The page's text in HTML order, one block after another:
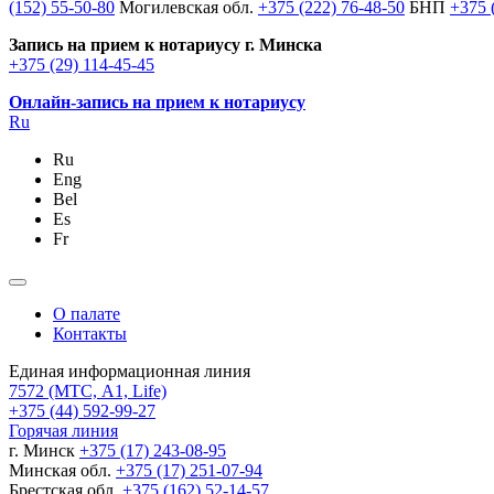
(152) 55-50-80 Могилевская обл. +375 (222) 76-48-50 БНП +375
Запись на прием к нотариусу г. Минска
+375 (29) 114-45-45
Онлайн-запись на прием к нотариусу
Ru
Ru
Eng
Bel
Es
Fr
О палате
Контакты
Единая информационная линия
7572 (МТС, A1, Life)
+375 (44) 592-99-27
Горячая линия
г. Минск +375 (17) 243-08-95
Минская обл. +375 (17) 251-07-94
Брестская обл. +375 (162) 52-14-57